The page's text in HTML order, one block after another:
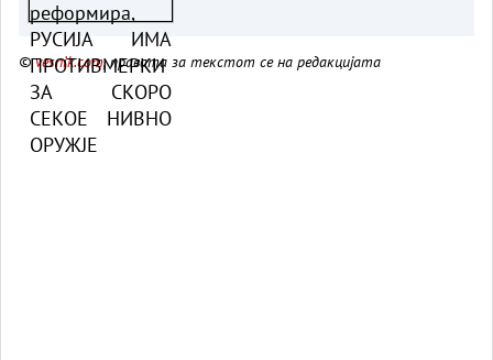
©vesnik.com, правата за текстот се на редакцијата